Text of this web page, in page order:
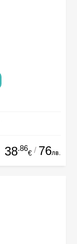
38.86
€ / 76лв.